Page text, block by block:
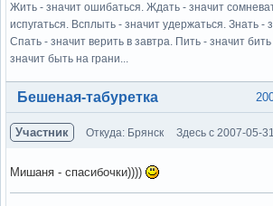
Жить - значит ошибаться. Ждать - значит
испугаться. Всплыть - значит удержаться. Знать -
Спать - значит верить в завтра. Пить - значит
значит быть на грани...
Вне форума
Бешеная-табуретка
Участник Откуда: Брянск Здесь с 2007-05-31
Мишаня - спасибочки))))